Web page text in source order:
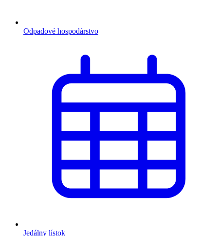
Odpadové hospodárstvo
Jedálny lístok